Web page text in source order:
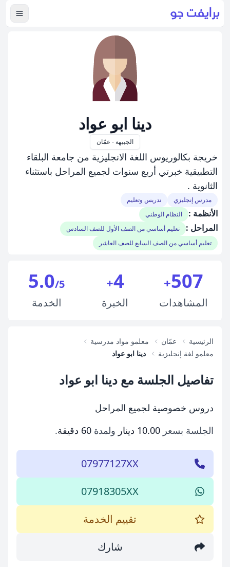
عرض
دينا ابو عواد
الجبيهة - عمّان
خريجة بكالوريوس اللغة الانجليزية من جامعة البلقاء
التطبيقية خبرتي أربع سنوات لجميع المراحل باستثناء
الثانوية .
مدرس إنجليزي تدريس وتعليم
الأنظمة : النظام الوطني
المراحل :
تعليم أساسي من الصف الأول للصف السادس
تعليم أساسي من الصف السابع للصف العاشر
507
+
المشاهدات
4
+
الخبرة
5.0/5
الخدمة
الرئيسية عمّان
معلمو مواد مدرسية
معلمو لغة إنجليزية
دينا ابو عواد
تفاصيل الجلسة مع دينا ابو عواد
دروس خصوصية لجميع المراحل
الجلسة بسعر 10.00 دينار ولمدة 60 دقيقة .
07977127XX
07918305XX
تقييم الخدمة
شارك